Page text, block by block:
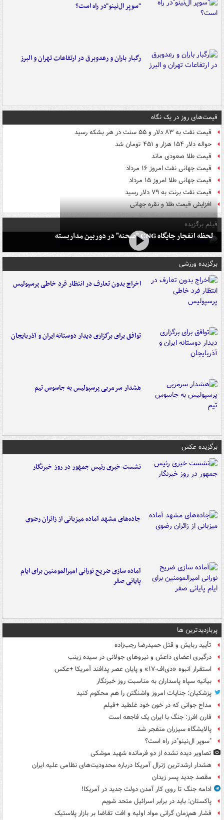
"سوپر ال‌نینو"در راه است؟
رگبار باران و رعدوبرق در ارتفاعات تهران و البرز
قیمت‌های روز در یک نگاه
قیمت نفت به ۸۳ دلار و ۵۵ سنت در هر بشکه رسید
حواله دلار ۱۵۴ هزار و ۴۵۱ تومان شد
قیمت طلا صعودی ماند
قیمت جهانی نفت امروز ۱۶ مرداد
قیمت جهانی طلا امروز ۱۵ مرداد
قیمت نفت برنت به ۷۹ دلار رسید
افزایش قیمت طلا و نقره جهانی
فیلم برگزیده
لحظه انفجار جایگاه CNG "صحنه" در دوربین مداربسته
برگزیده ورزشی
اخراج بدون تعارف در انتظار فرد خاطی پرسپولیس
توافق برای برگزاری دیدار دوستانه ایران و آذربایجان
هشدار سرمربی پرسپولیس به جاسوس تیم
برگزیده عکس
نشست خبری رئیس جمهور در روز خبرنگار
جاده‌های مشهد آماده میزبانی از زائران رضوی
آماده سازی ضریح نورانی امیرالمومنین برای ایام
پایانی صفر
پربازدیدترین ها
تأیید ربایش و قتل حمیدرضا رجب‌زاده
درگیری اعضای داعش و نیروهای جولانی در سیده زینب
استقرار انبوه «دی‌اف‑۱۷» و پایان عصر پدافند آمریکا +عکس
بیانیه سپاه پاسداران به مناسبت روز خبرنگار
پزشکیان: جنایات امروز واشنگتن را هم محکوم کنید
مداح جوانی که در خون خود غلطید +فیلم
فارن افرز: جنگ با ایران یک فاجعه است
پالایشگاه سیزران منفجر شد
"سوپر ال‌نینو"در راه است؟
تصاویر دیده‌ نشده از دو فرمانده شهید موشکی
هشدار ارشدترین ژنرال آمریکا درباره محدودیت‌های نظامی علیه ایران
مقصد جدید پسر زیدان
ادامه جنگ تا روی کار آمدن دولت جدید در آمریکا!
پاکستان: باید در برابر اسرائیل متحد شویم
فشار هم‌زمان گرانی مواد اولیه و افت تقاضا بر بازار پلاستیک